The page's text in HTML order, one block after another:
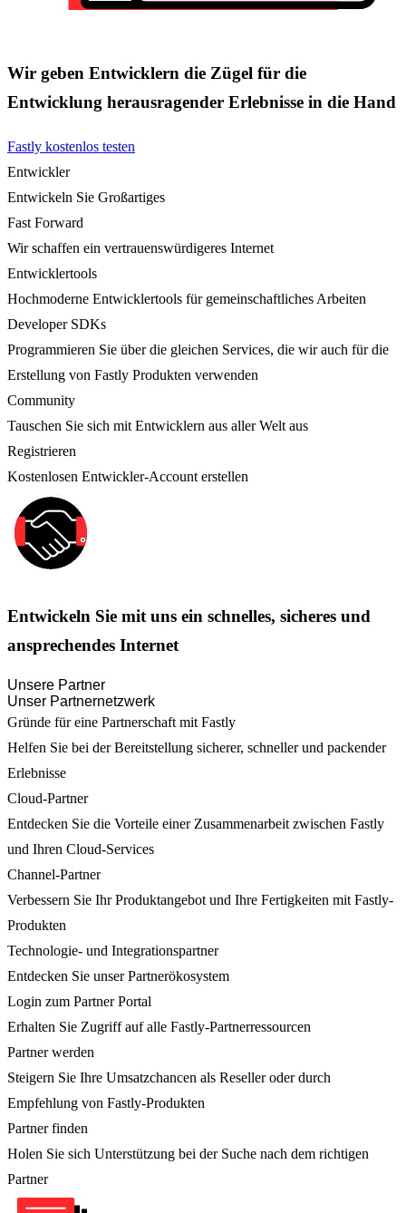
Wir geben Entwicklern die Zügel für die
Entwicklung herausragender Erlebnisse in die Hand
Fastly kostenlos testen
Entwickler
Entwickeln Sie Großartiges
Fast Forward
Wir schaffen ein vertrauenswürdigeres Internet
Entwicklertools
Hochmoderne Entwicklertools für gemeinschaftliches Arbeiten
Developer SDKs
Programmieren Sie über die gleichen Services, die wir auch für die
Erstellung von Fastly Produkten verwenden
Community
Tauschen Sie sich mit Entwicklern aus aller Welt aus
Registrieren
Kostenlosen Entwickler-Account erstellen
Entwickeln Sie mit uns ein schnelles, sicheres und
ansprechendes Internet
Unsere Partner
Unser Partnernetzwerk
Gründe für eine Partnerschaft mit Fastly
Helfen Sie bei der Bereitstellung sicherer, schneller und packender
Erlebnisse
Cloud-Partner
Entdecken Sie die Vorteile einer Zusammenarbeit zwischen Fastly
und Ihren Cloud-Services
Channel-Partner
Verbessern Sie Ihr Produktangebot und Ihre Fertigkeiten mit Fastly-
Produkten
Technologie- und Integrationspartner
Entdecken Sie unser Partnerökosystem
Login zum Partner Portal
Erhalten Sie Zugriff auf alle Fastly-Partnerressourcen
Partner werden
Steigern Sie Ihre Umsatzchancen als Reseller oder durch
Empfehlung von Fastly-Produkten
Partner finden
Holen Sie sich Unterstützung bei der Suche nach dem richtigen
Partner